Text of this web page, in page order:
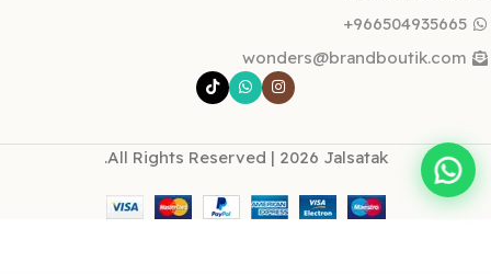
966504935665+
wonders@brandboutik.com
All Rights Reserved | 2026 Jalsatak.